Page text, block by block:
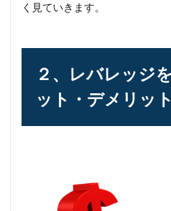
く見ていきます。
２、レバレッジ
ット・デメリット